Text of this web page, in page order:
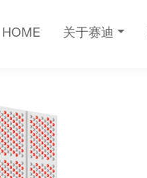
HOME 关于赛迪